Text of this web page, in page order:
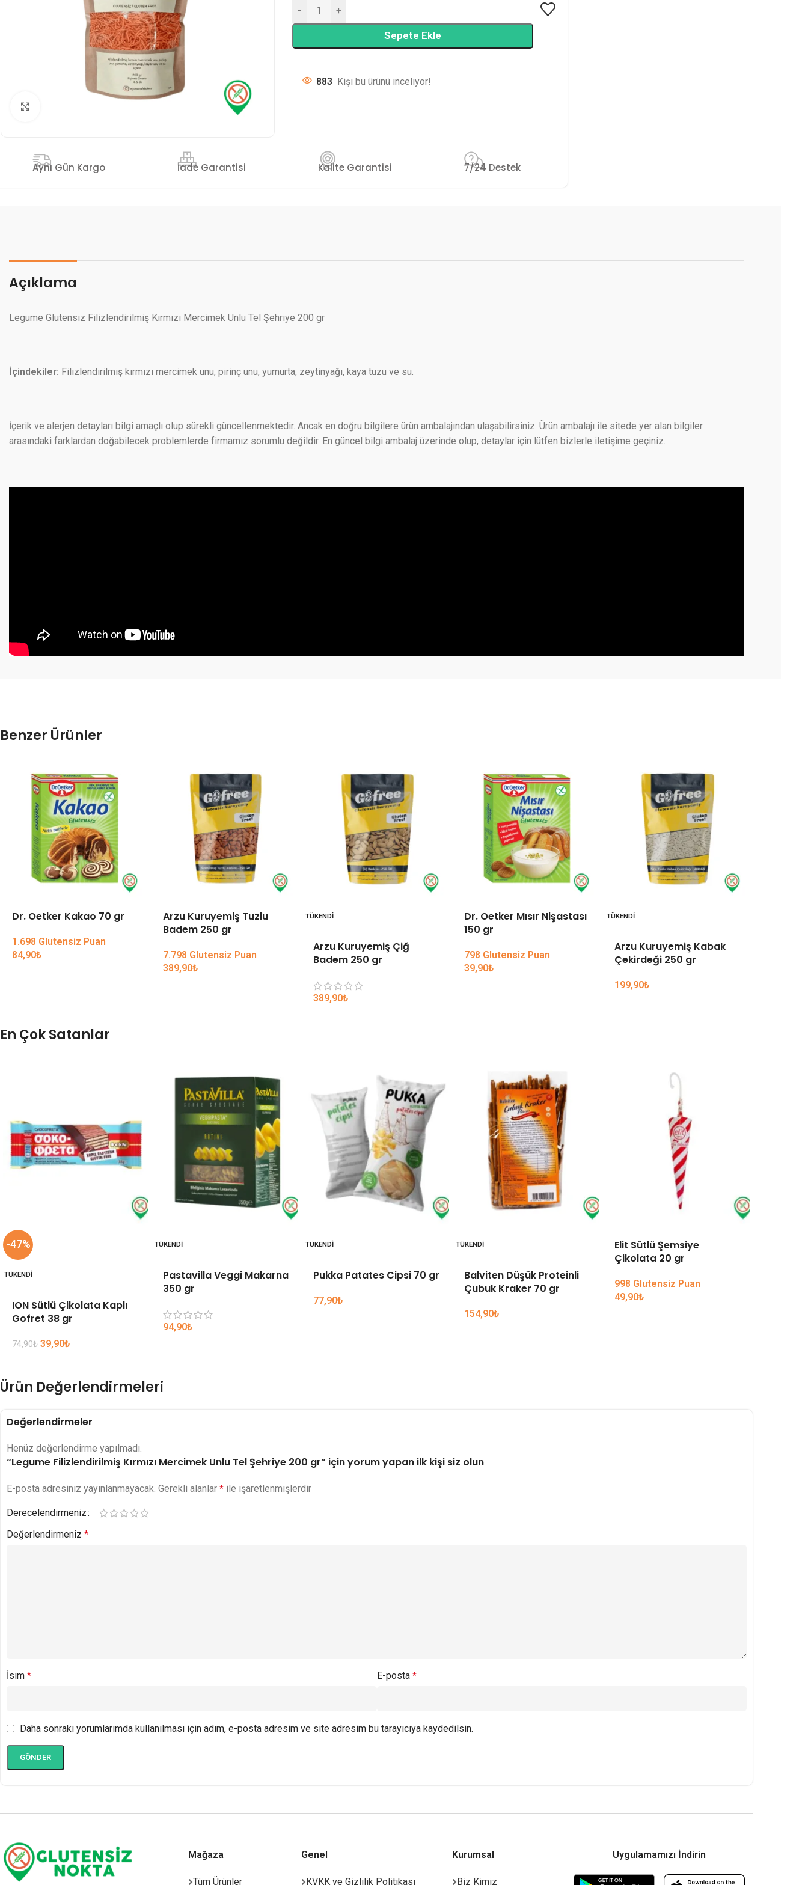
- +
Sepete Ekle
883 Kişi bu ürünü inceliyor!
Aynı Gün Kargo İade Garantisi Kalite Garantisi 7/24 Destek
Açıklama
Legume Glutensiz Filizlendirilmiş Kırmızı Mercimek Unlu Tel Şehriye 200 gr
İçindekiler: Filizlendirilmiş kırmızı mercimek unu, pirinç unu, yumurta, zeytinyağı, kaya tuzu ve su.
İçerik ve alerjen detayları bilgi amaçlı olup sürekli güncellenmektedir. Ancak en doğru bilgilere ürün ambalajından ulaşabilirsiniz. Ürün ambalajı ile sitede yer alan bilgiler
arasındaki farklardan doğabilecek problemlerde firmamız sorumlu değildir. En güncel bilgi ambalaj üzerinde olup, detaylar için lütfen bizlerle iletişime geçiniz.
Benzer Ürünler
Dr. Oetker Kakao 70 gr
1.698 Glutensiz Puan
84,90₺
Arzu Kuruyemiş Tuzlu
Badem 250 gr
7.798 Glutensiz Puan
389,90₺
TÜKENDI
Arzu Kuruyemiş Çiğ
Badem 250 gr
389,90₺
Dr. Oetker Mısır Nişastası
150 gr
798 Glutensiz Puan
39,90₺
TÜKENDI
Arzu Kuruyemiş Kabak
Çekirdeği 250 gr
199,90₺
En Çok Satanlar
-47%
TÜKENDI
ION Sütlü Çikolata Kaplı
Gofret 38 gr
74,90₺ 39,90₺
TÜKENDI
Pastavilla Veggi Makarna
350 gr
94,90₺
TÜKENDI
Pukka Patates Cipsi 70 gr
77,90₺
TÜKENDI
Balviten Düşük Proteinli
Çubuk Kraker 70 gr
154,90₺
Elit Sütlü Şemsiye
Çikolata 20 gr
998 Glutensiz Puan
49,90₺
Ürün Değerlendirmeleri
Değerlendirmeler
Henüz değerlendirme yapılmadı.
“Legume Filizlendirilmiş Kırmızı Mercimek Unlu Tel Şehriye 200 gr” için yorum yapan ilk kişi siz olun
E-posta adresiniz yayınlanmayacak. Gerekli alanlar * ile işaretlenmişlerdir
Derecelendirmeniz
Değerlendirmeniz *
İsim * E-posta *
Daha sonraki yorumlarımda kullanılması için adım, e-posta adresim ve site adresim bu tarayıcıya kaydedilsin.
Mağaza
Tüm Ürünler
Genel
KVKK ve Gizlilik Politikası
Kurumsal
Biz Kimiz
Uygulamamızı İndirin